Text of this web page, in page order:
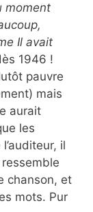
moment
Il avait
1946 !
pauvre
mais
aurait
les
il
chanson, et
mots. Pur